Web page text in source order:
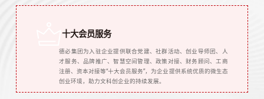
十大会员服务
德必集团为入驻企业提供联合党建、社群活动、创业导师团、人
才服务、品牌推广、智慧空间管理、政策对接、财务顾问、工商
注册、资本对接等“十大会员服务”，为企业提供系统优质的微生态
创业环境，助力文科创企业的持续发展。